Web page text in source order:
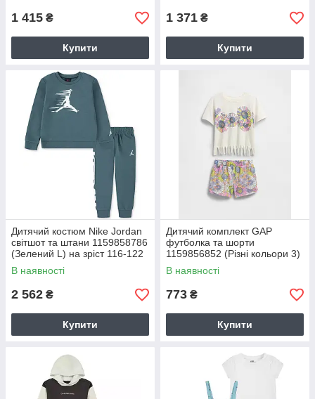
1 415 ₴
Купити
1 371 ₴
Купити
Дитячий костюм Nike Jordan
світшот та штани 1159858786
(Зелений L) на зріст 116-122
см
В наявності
2 562 ₴
Купити
Дитячий комплект GAP
футболка та шорти
1159856852 (Різні кольори 3)
на зріст 100 см
В наявності
773 ₴
Купити